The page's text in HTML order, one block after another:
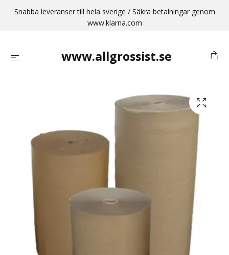
Snabba leveranser till hela sverige / Säkra betalningar genom
www.klarna.com
www.allgrossist.se